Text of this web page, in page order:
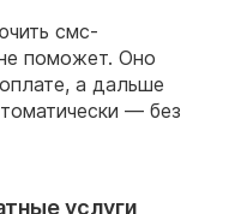
смс-
поможет. Оно
а дальше
— без
услуги